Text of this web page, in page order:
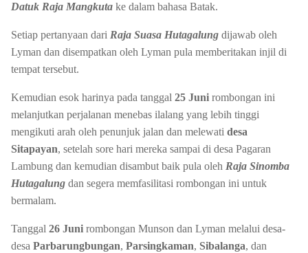
Datuk Raja Mangkuta ke dalam bahasa Batak.
Setiap pertanyaan dari Raja Suasa Hutagalung dijawab oleh
Lyman dan disempatkan oleh Lyman pula memberitakan injil di
tempat tersebut.
Kemudian esok harinya pada tanggal 25 Juni rombongan ini
melanjutkan perjalanan menebas ilalang yang lebih tinggi
mengikuti arah oleh penunjuk jalan dan melewati desa
Sitapayan, setelah sore hari mereka sampai di desa Pagaran
Lambung dan kemudian disambut baik pula oleh Raja Sinomba
Hutagalung dan segera memfasilitasi rombongan ini untuk
bermalam.
Tanggal 26 Juni rombongan Munson dan Lyman melalui desa-
desa Parbarungbungan, Parsingkaman, Sibalanga, dan